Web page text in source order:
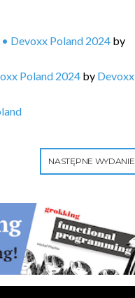
Devoxx Poland 2024 by
Poland 2024 by Devoxx
NASTĘPNE WYDANIE